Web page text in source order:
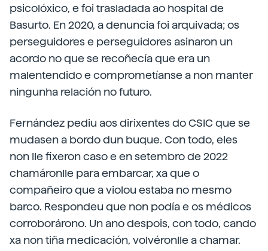
psicolóxico, e foi trasladada ao hospital de
Basurto. En 2020, a denuncia foi arquivada; os
perseguidores e perseguidores asinaron un
acordo no que se recoñecía que era un
malentendido e comprometíanse a non manter
ningunha relación no futuro.
Fernández pediu aos dirixentes do CSIC que se
mudasen a bordo dun buque. Con todo, eles
non lle fixeron caso e en setembro de 2022
chamáronlle para embarcar, xa que o
compañeiro que a violou estaba no mesmo
barco. Respondeu que non podía e os médicos
corroborárono. Un ano despois, con todo, cando
xa non tiña medicación, volvéronlle a chamar.